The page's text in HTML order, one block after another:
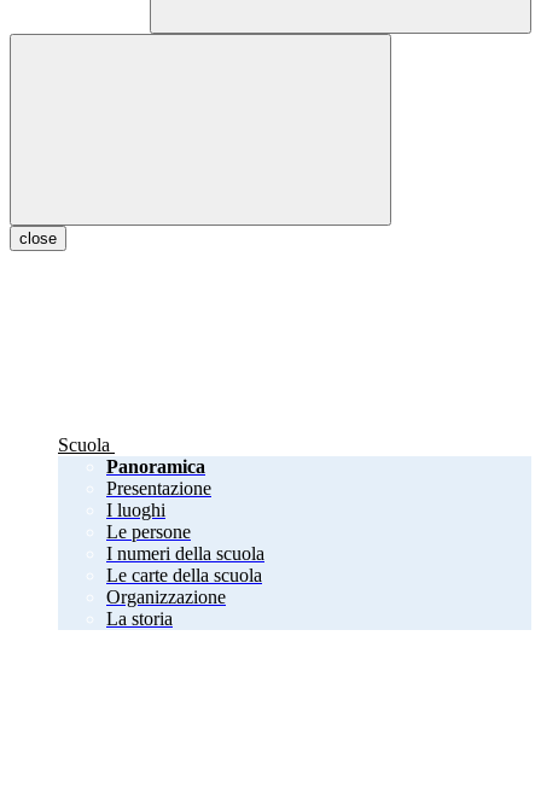
close
Scuola
Panoramica
Presentazione
I luoghi
Le persone
I numeri della scuola
Le carte della scuola
Organizzazione
La storia